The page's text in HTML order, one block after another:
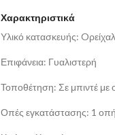
Χαρακτηριστικά
Υλικό κατασκευής:
Επιφάνεια: Γυαλιστερή
Τοποθέτηση: Σε μπιντέ με
Οπές εγκατάστασης: 1 οπή